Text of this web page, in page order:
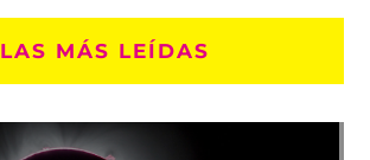
LAS MÁS LEÍDAS